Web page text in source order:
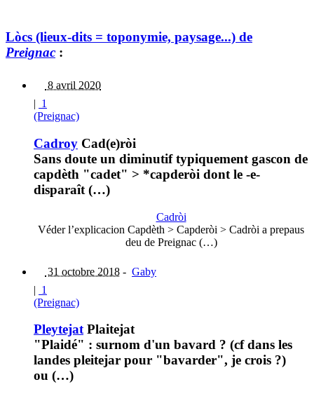
Lòcs (lieux-dits = toponymie, paysage...) de
Preignac :
8 avril 2020
| 1
(Preignac)
Cadroy Cad(e)ròi
Sans doute un diminutif typiquement gascon de
capdèth "cadet" > *capderòi dont le -e-
disparaît (…)
Cadròi
Véder l’explicacion Capdèth > Capderòi > Cadròi a prepaus
deu de Preignac (…)
31 octobre 2018 - Gaby
| 1
(Preignac)
PleytejatPlaitejat
"Plaidé" : surnom d'un bavard ? (cf dans les
landes pleitejar pour "bavarder", je crois ?)
ou (…)